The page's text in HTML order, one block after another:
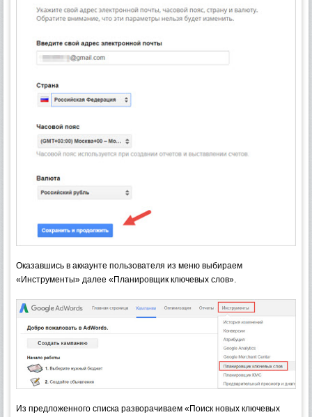
Оказавшись в аккаунте пользователя из меню выбираем
«Инструменты» далее «Планировщик ключевых слов».
Из предложенного списка разворачиваем «Поиск новых ключевых